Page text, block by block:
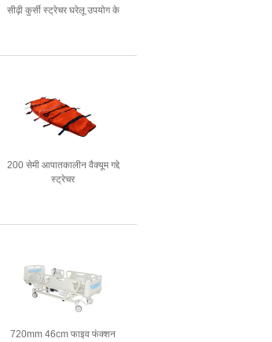
सीढ़ी कुर्सी स्ट्रेचर घरेलू उपयोग के
200 सेमी आपातकालीन वैक्यूम गद्दे
स्ट्रेचर
720mm 46cm फाइव फंक्शन